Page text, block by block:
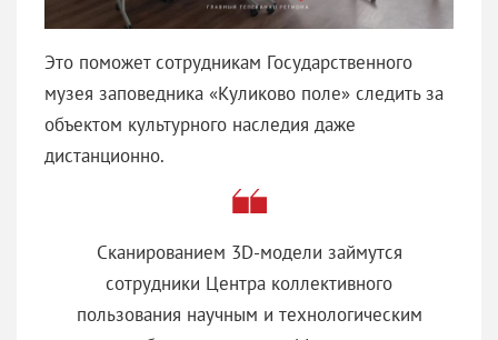
Это поможет сотрудникам Государственного
музея заповедника «Куликово поле» следить за
объектом культурного наследия даже
дистанционно.
Сканированием 3D-модели займутся
сотрудники Центра коллективного
пользования научным и технологическим